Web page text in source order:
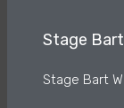
Stage
Stage Bart